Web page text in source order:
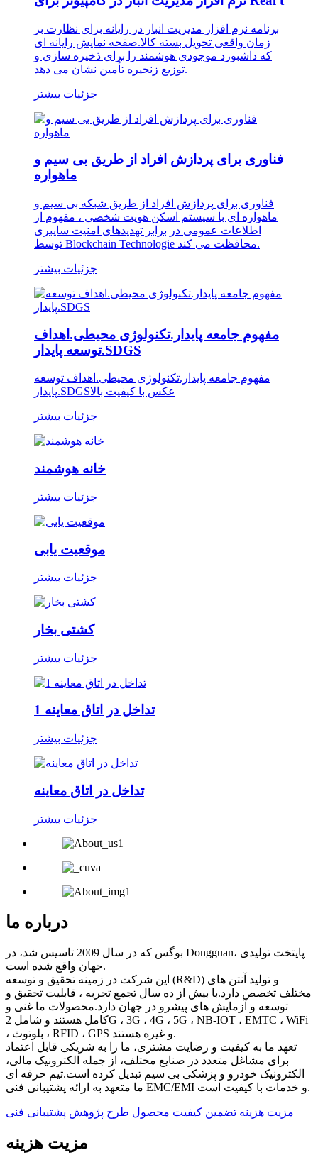
برنامه نرم افزار مدیریت انبار در رایانه برای نظارت بر
زمان واقعی تحویل بسته کالا.صفحه نمایش رایانه ای
که داشبورد موجودی هوشمند را برای ذخیره سازی و
توزیع زنجیره تأمین نشان می دهد.
جزئیات بیشتر
فناوری برای پردازش افراد از طریق بی سیم و
ماهواره
فناوری برای پردازش افراد از طریق شبکه بی سیم و
ماهواره ای با سیستم اسکن هویت شخصی ، مفهوم از
اطلاعات عمومی در برابر تهدیدهای امنیت سایبری
توسط Blockchain Technologie محافظت می کند.
جزئیات بیشتر
مفهوم جامعه پایدار.تکنولوژی محیطی.اهداف
توسعه پایدار.SDGS
مفهوم جامعه پایدار.تکنولوژی محیطی.اهداف توسعه
پایدار.SDGSعکس با کیفیت بالا
جزئیات بیشتر
خانه هوشمند
جزئیات بیشتر
موقعیت یابی
جزئیات بیشتر
کشتی بخار
جزئیات بیشتر
تداخل در اتاق معاینه 1
جزئیات بیشتر
تداخل در اتاق معاینه
جزئیات بیشتر
درباره ما
بوگس که در سال 2009 تاسیس شد، در Dongguan، پایتخت تولیدی
جهان واقع شده است.
این شرکت در زمینه تحقیق و توسعه (R&D) و تولید آنتن های
مختلف تخصص دارد.با بیش از ده سال تجمع تجربه ، قابلیت تحقیق و
توسعه و آزمایش های پیشرو در جهان دارد.محصولات ما غنی و
کامل هستند و شامل 2G ، 3G ، 4G ، 5G ، NB-IOT ، EMTC ، WiFi
، بلوتوث ، RFID ، GPS و غیره هستند.
تعهد ما به کیفیت و رضایت مشتری، ما را به شریکی قابل اعتماد
برای مشاغل متعدد در صنایع مختلف، از جمله الکترونیک مالی،
الکترونیک خودرو و پزشکی بی سیم تبدیل کرده است.تیم حرفه ای
ما متعهد به ارائه پشتیبانی فنی EMC/EMI و خدمات با کیفیت است.
مزیت هزینه تضمین کیفیت محصول طرح پژوهش پشتیبانی فنی
مزیت هزینه